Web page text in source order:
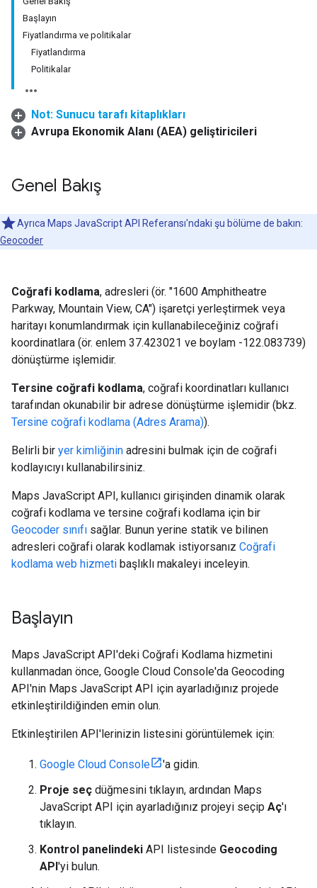
Başlayın
Fiyatlandırma ve politikalar
Fiyatlandırma
Politikalar
Not: Sunucu tarafı kitaplıkları
Avrupa Ekonomik Alanı (AEA) geliştiricileri
Genel Bakış
Ayrıca Maps JavaScript API Referansı'ndaki şu bölüme de bakın:
Geocoder
Coğrafi kodlama, adresleri (ör. "1600 Amphitheatre
Parkway, Mountain View, CA") işaretçi yerleştirmek veya
haritayı konumlandırmak için kullanabileceğiniz coğrafi
koordinatlara (ör. enlem 37.423021 ve boylam -122.083739)
dönüştürme işlemidir.
Tersine coğrafi kodlama, coğrafi koordinatları kullanıcı
tarafından okunabilir bir adrese dönüştürme işlemidir (bkz.
Tersine coğrafi kodlama (Adres Arama)).
Belirli bir yer kimliğinin adresini bulmak için de coğrafi
kodlayıcıyı kullanabilirsiniz.
Maps JavaScript API, kullanıcı girişinden dinamik olarak
coğrafi kodlama ve tersine coğrafi kodlama için bir
Geocoder sınıfı sağlar. Bunun yerine statik ve bilinen
adresleri coğrafi olarak kodlamak istiyorsanız Coğrafi
kodlama web hizmeti başlıklı makaleyi inceleyin.
Başlayın
Maps JavaScript API'deki Coğrafi Kodlama hizmetini
kullanmadan önce, Google Cloud Console'da Geocoding
API'nin Maps JavaScript API için ayarladığınız projede
etkinleştirildiğinden emin olun.
Etkinleştirilen API'lerinizin listesini görüntülemek için:
Google Cloud Console
'a gidin.
Proje seç düğmesini tıklayın, ardından Maps
JavaScript API için ayarladığınız projeyi seçip Aç'ı
tıklayın.
Kontrol panelindeki API listesinde Geocoding
API 'yi bulun.